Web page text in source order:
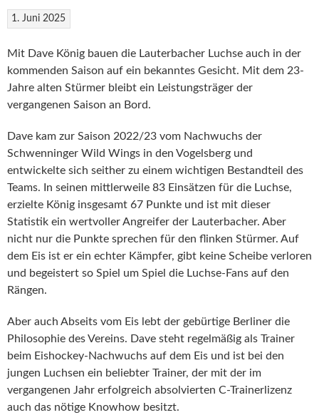
1. Juni 2025
Mit Dave König bauen die Lauterbacher Luchse auch in der
kommenden Saison auf ein bekanntes Gesicht. Mit dem 23-
Jahre alten Stürmer bleibt ein Leistungsträger der
vergangenen Saison an Bord.
Dave kam zur Saison 2022/23 vom Nachwuchs der
Schwenninger Wild Wings in den Vogelsberg und
entwickelte sich seither zu einem wichtigen Bestandteil des
Teams. In seinen mittlerweile 83 Einsätzen für die Luchse,
erzielte König insgesamt 67 Punkte und ist mit dieser
Statistik ein wertvoller Angreifer der Lauterbacher. Aber
nicht nur die Punkte sprechen für den flinken Stürmer. Auf
dem Eis ist er ein echter Kämpfer, gibt keine Scheibe verloren
und begeistert so Spiel um Spiel die Luchse-Fans auf den
Rängen.
Aber auch Abseits vom Eis lebt der gebürtige Berliner die
Philosophie des Vereins. Dave steht regelmäßig als Trainer
beim Eishockey-Nachwuchs auf dem Eis und ist bei den
jungen Luchsen ein beliebter Trainer, der mit der im
vergangenen Jahr erfolgreich absolvierten C-Trainerlizenz
auch das nötige Knowhow besitzt.